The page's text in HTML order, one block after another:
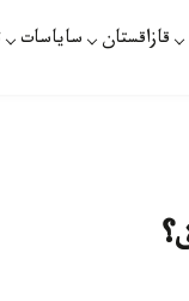
قازاقستان ساياسات